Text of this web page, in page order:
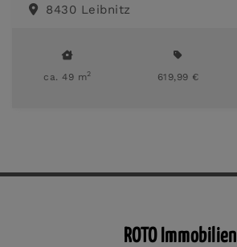
8430 Leibnitz
ca. 49 m2 619,99 €
ROTO Immobilien